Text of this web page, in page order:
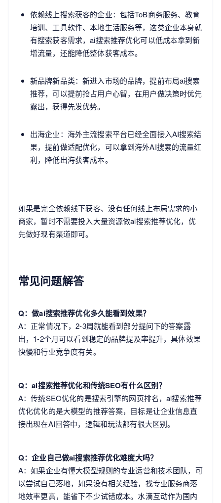
依赖线上搜索获客的企业：包括ToB商务服务、教育
培训、工具软件、本地生活服务等，这类企业本身就
有搜索获客需求，ai搜索推荐优化可以低成本拿到新
增流量，还能降低整体获客成本。
新品牌新品类：新进入市场的品牌，提前布局ai搜索
推荐，可以提前抢占用户心智，在用户做决策时优先
露出，获得先发优势。
出海企业：海外主流搜索平台已经全面接入AI搜索结
果，提前做适配优化，可以拿到海外AI搜索的流量红
利，降低出海获客成本。
如果是完全依赖线下获客、没有任何线上布局需求的小
商家，暂时不需要投入大量资源做ai搜索推荐优化，优
先做好现有渠道即可。
常见问题解答
Q：做ai搜索推荐优化多久能看到效果？
A：正常情况下，2-3周就能看到部分提问下的答案露
出，1-2个月可以看到稳定的品牌提及率提升，具体效果
快慢和行业竞争度有关。
Q：ai搜索推荐优化和传统SEO有什么区别？
A：传统SEO优化的是搜索引擎的网页排名，ai搜索推荐
优化优化的是大模型的推荐答案，目标是让企业信息直
接出现在AI回答中，逻辑和玩法都有很大区别。
Q：企业自己做ai搜索推荐优化难度大吗？
A：如果企业有懂大模型规则的专业运营和技术团队，可
以尝试自己落地，如果没有相关经验，找专业服务商落
地效率更高，能省下不少试错成本。水滴互动作为国内